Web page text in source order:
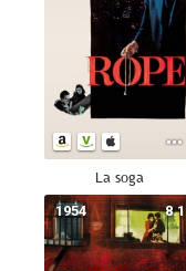
La soga
8.1
1954